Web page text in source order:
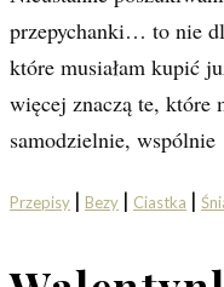
przepychanki… to nie
które musiałam kupić
więcej znaczą te, które
samodzielnie,
Przepisy | Bezy | Ciastka |